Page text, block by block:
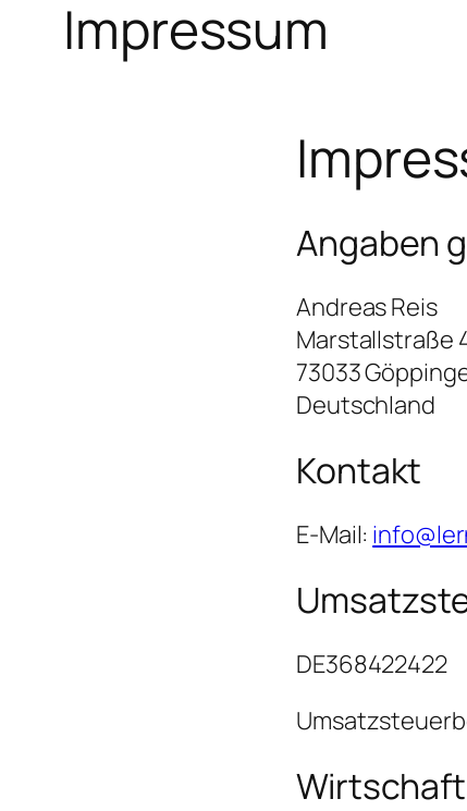
Impressum
Angaben
Andreas Reis
Marstallstraße
73033
Deutschland
Kontakt
E-Mail:
DE368422422